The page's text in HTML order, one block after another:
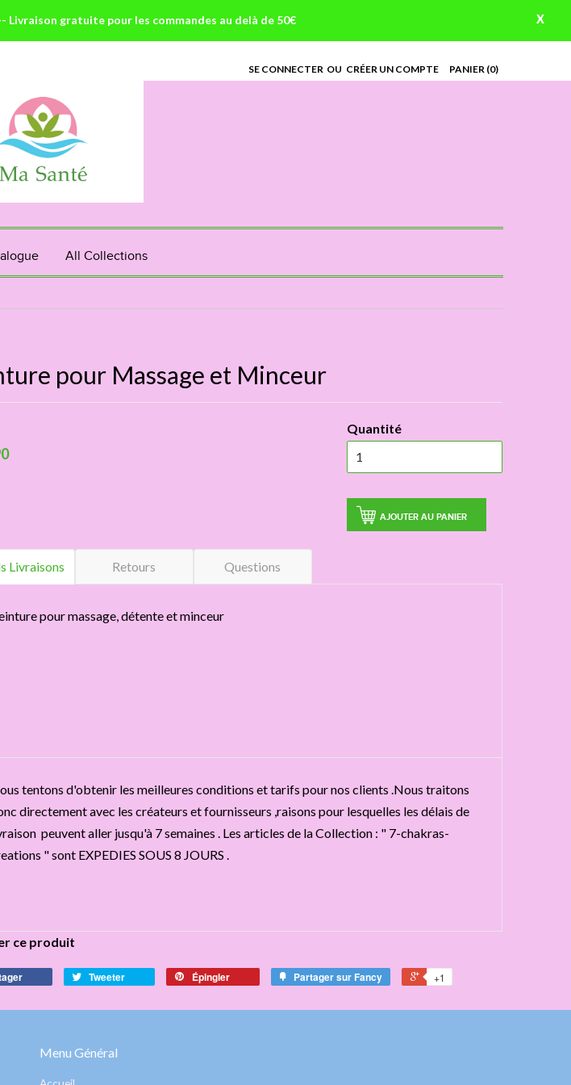
gratuite pour les commandes au delà de 50€ X
SE CONNECTER OU CRÉER UN COMPTE PANIER (0)
All Collections
pour Massage et Minceur
Quantité
AJOUTER AU PANIER
Livraisons Retours Questions
pour massage, détente et minceur
tentons d'obtenir les meilleures conditions et tarifs pour nos clients .Nous traitons
directement avec les créateurs et fournisseurs ,raisons pour lesquelles les délais de
peuvent aller jusqu'à 7 semaines . Les articles de la Collection : " 7-chakras-
" sont EXPEDIES SOUS 8 JOURS .
ce produit
Tweeter Épingler Partager sur Fancy +1
Menu Général